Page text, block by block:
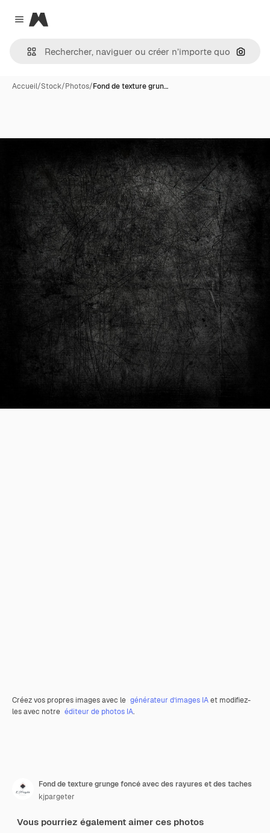
Close menu
Magnific
Accueil/Stock/Photos/Fond de texture grun…
Créez vos propres images avec le générateur d’images IAet modifiez-
les avec notre éditeur de photos IA.
Fond de texture grunge foncé avec des rayures et des taches
kjpargeter
Vous pourriez également aimer ces photos